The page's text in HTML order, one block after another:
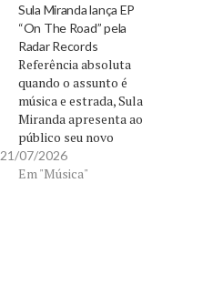
Sula Miranda lança EP
“On The Road” pela
Radar Records
Referência absoluta
quando o assunto é
música e estrada, Sula
Miranda apresenta ao
público seu novo
projeto "On The Road". O
EP lançado em parceria
21/07/2026
Em "Música"